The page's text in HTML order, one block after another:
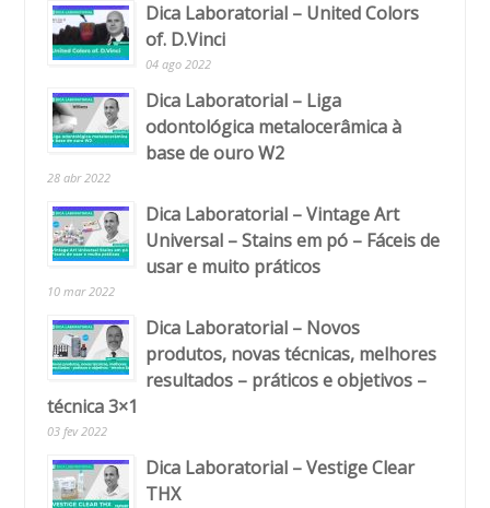
Dica Laboratorial – United Colors
of. D.Vinci
04 ago 2022
Dica Laboratorial – Liga
odontológica metalocerâmica à
base de ouro W2
28 abr 2022
Dica Laboratorial – Vintage Art
Universal – Stains em pó – Fáceis de
usar e muito práticos
10 mar 2022
Dica Laboratorial – Novos
produtos, novas técnicas, melhores
resultados – práticos e objetivos –
técnica 3×1
03 fev 2022
Dica Laboratorial – Vestige Clear
THX